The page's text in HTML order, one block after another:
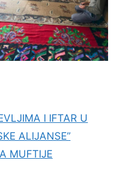
I IFTAR U
ALIJANSE”
MUFTIJE